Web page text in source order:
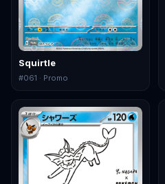
Squirtle
#061 · Promo